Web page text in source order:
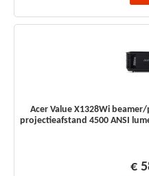
Acer Value X1328Wi
projectieafstand 4500 ANSI
€